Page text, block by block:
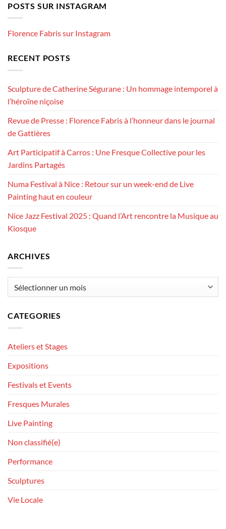
POSTS SUR INSTAGRAM
Florence Fabris sur Instagram
RECENT POSTS
Sculpture de Catherine Ségurane : Un hommage intemporel à
l’héroïne niçoise
Revue de Presse : Florence Fabris à l’honneur dans le journal
de Gattières
Art Participatif à Carros : Une Fresque Collective pour les
Jardins Partagés
Numa Festival à Nice : Retour sur un week-end de Live
Painting haut en couleur
Nice Jazz Festival 2025 : Quand l’Art rencontre la Musique au
Kiosque
ARCHIVES
CATEGORIES
Ateliers et Stages
Expositions
Festivals et Events
Fresques Murales
Live Painting
Non classifié(e)
Performance
Sculptures
Vie Locale